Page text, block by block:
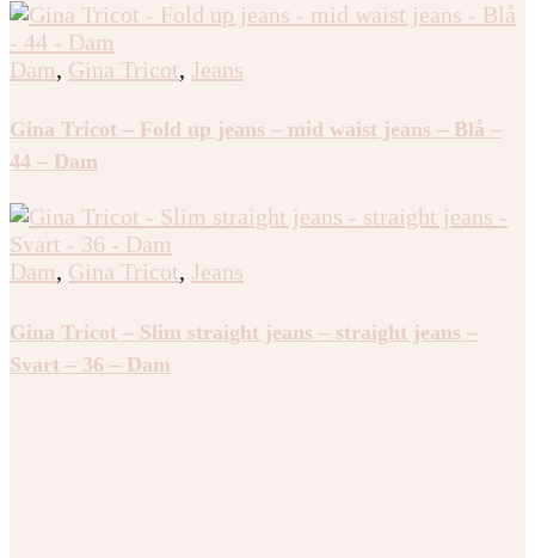
Dam, Gina Tricot, Jeans
Gina Tricot – Fold up jeans – mid waist jeans – Blå –
44 – Dam
Dam, Gina Tricot, Jeans
Gina Tricot – Slim straight jeans – straight jeans –
Svart – 36 – Dam